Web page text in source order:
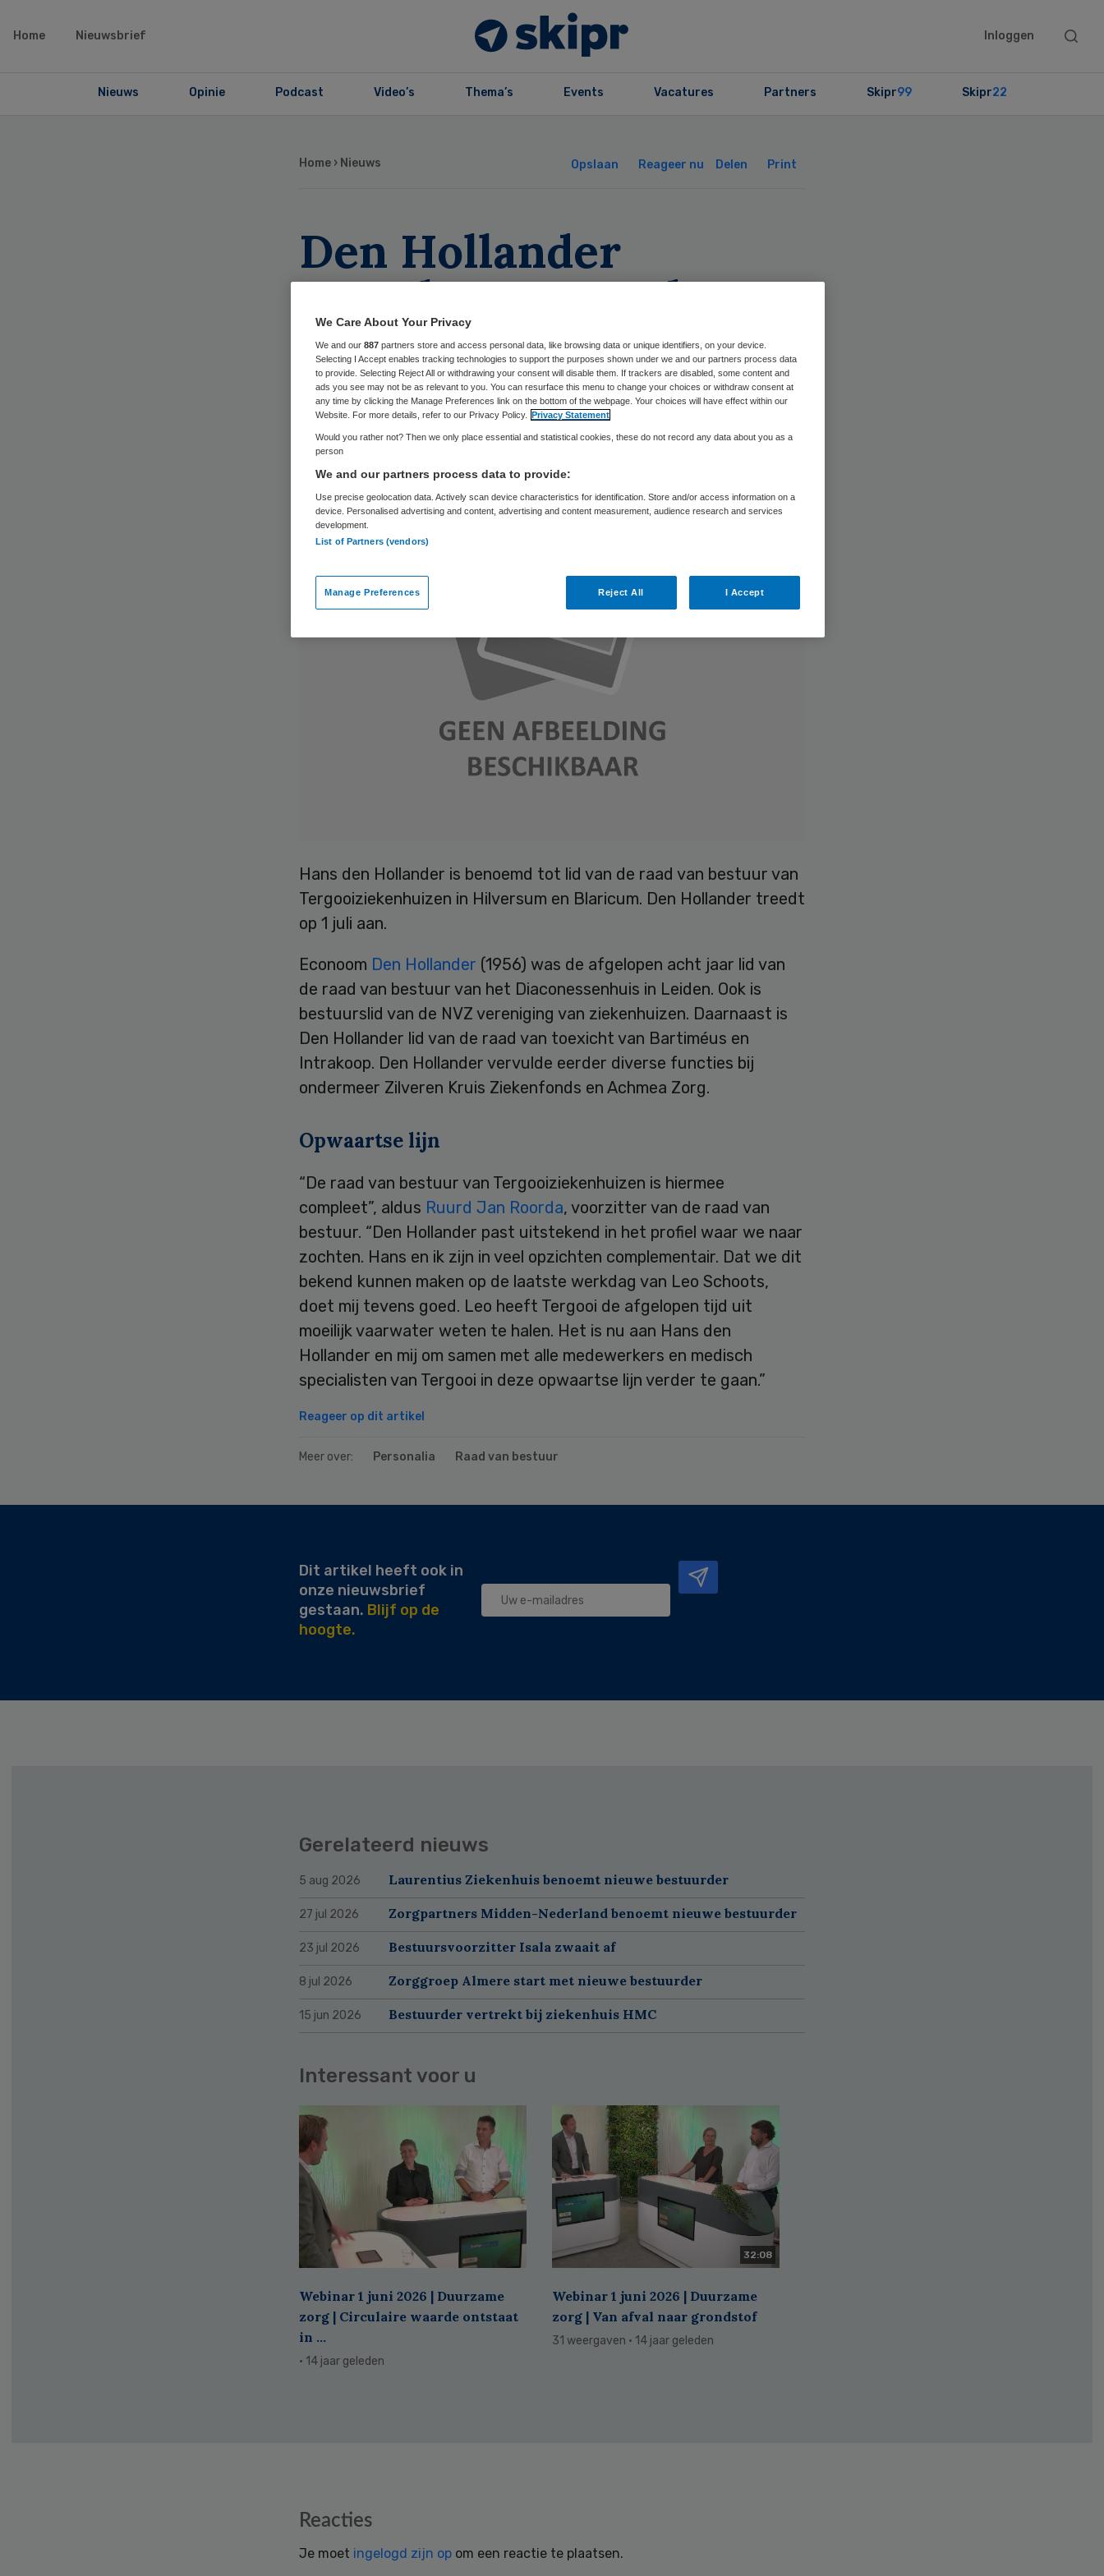
Home Nieuwsbrief Inloggen
Search
Nieuws Opinie Podcast Video’s Thema’s Events Vacatures Partners Skipr99 Skipr22
Home › Nieuws Opslaan Reageer nu Delen Print
Den Hollander
completeert raad van
bestuur Tergooi
Skipr Redactie 29 maart 2012,10:39
Hans den Hollander is benoemd tot lid van de raad van bestuur van
Tergooiziekenhuizen in Hilversum en Blaricum. Den Hollander treedt
op 1 juli aan.
Econoom Den Hollander (1956) was de afgelopen acht jaar lid van
de raad van bestuur van het Diaconessenhuis in Leiden. Ook is
bestuurslid van de NVZ vereniging van ziekenhuizen. Daarnaast is
Den Hollander lid van de raad van toexicht van Bartiméus en
Intrakoop. Den Hollander vervulde eerder diverse functies bij
ondermeer Zilveren Kruis Ziekenfonds en Achmea Zorg.
Opwaartse lijn
“De raad van bestuur van Tergooiziekenhuizen is hiermee
compleet”, aldus Ruurd Jan Roorda, voorzitter van de raad van
bestuur. “Den Hollander past uitstekend in het profiel waar we naar
zochten. Hans en ik zijn in veel opzichten complementair. Dat we dit
bekend kunnen maken op de laatste werkdag van Leo Schoots,
doet mij tevens goed. Leo heeft Tergooi de afgelopen tijd uit
moeilijk vaarwater weten te halen. Het is nu aan Hans den
Hollander en mij om samen met alle medewerkers en medisch
specialisten van Tergooi in deze opwaartse lijn verder te gaan.”
Reageer op dit artikel
Meer over: Personalia Raad van bestuur
Dit artikel heeft ook in
onze nieuwsbrief
gestaan. Blijf op de
hoogte.
Gerelateerd nieuws
5 aug 2026 Laurentius Ziekenhuis benoemt nieuwe bestuurder
27 jul 2026 Zorgpartners Midden-Nederland benoemt nieuwe bestuurder
23 jul 2026 Bestuursvoorzitter Isala zwaait af
8 jul 2026 Zorggroep Almere start met nieuwe bestuurder
15 jun 2026 Bestuurder vertrekt bij ziekenhuis HMC
Interessant voor u
Webinar 1 juni 2026 | Duurzame
zorg | Circulaire waarde ontstaat
in ...
· 14 jaar geleden
32:08
Webinar 1 juni 2026 | Duurzame
zorg | Van afval naar grondstof
31 weergaven · 14 jaar geleden
Reacties
Je moet ingelogd zijn op om een reactie te plaatsen.
We Care About Your Privacy
We and our 887 partners store and access personal data, like browsing data or unique identifiers, on your device.
Selecting I Accept enables tracking technologies to support the purposes shown under we and our partners process data
to provide. Selecting Reject All or withdrawing your consent will disable them. If trackers are disabled, some content and
ads you see may not be as relevant to you. You can resurface this menu to change your choices or withdraw consent at
any time by clicking the Manage Preferences link on the bottom of the webpage. Your choices will have effect within our
Website. For more details, refer to our Privacy Policy. Privacy Statement
Would you rather not? Then we only place essential and statistical cookies, these do not record any data about you as a
person
We and our partners process data to provide:
Use precise geolocation data. Actively scan device characteristics for identification. Store and/or access information on a
device. Personalised advertising and content, advertising and content measurement, audience research and services
development.
List of Partners (vendors)
Manage Preferences Reject All I Accept